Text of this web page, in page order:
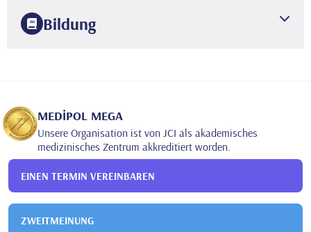
Bildung
Istanbul Endodontie
MEDİPOL MEGA
Unsere Organisation ist von JCI als akademisches
medizinisches Zentrum akkreditiert worden.
EINEN TERMIN VEREINBAREN
ZWEITMEINUNG